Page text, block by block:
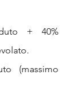
+ 40%
(massimo